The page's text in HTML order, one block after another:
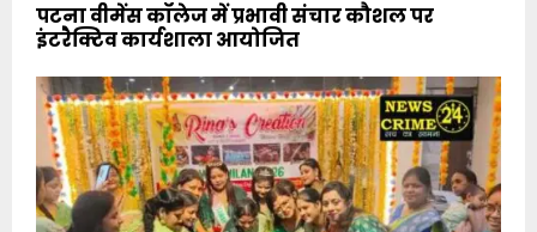
पटना वीमेंस कॉलेज में प्रभावी संचार कौशल पर
इंटरैक्टिव कार्यशाला आयोजित